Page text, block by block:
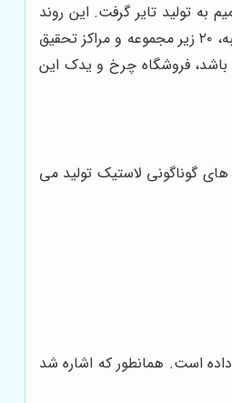
تاسیس نمود "شوجیرو ایشی باشی" بود. این شخص نخست در زمینه کفش و جوراب های لاستیکی فعالیت می کرد و در سال ۱۹۳۰ تصمیم به تولید تایر گرفت. این روند
پس از ۱۲ ماه به بار نشست و رسماً لاستیک سازی بریجستون با تمرکز بر بهره گیری از تکنولوژی و فناوری بومی ژاپن راه اندازی شد. این کمپانی امروزه حدود ۵۰ شعبه، ۲۰ زیر مجموعه و مراکز تحقیق
فروشگاه چرخ و یدک این
گوناگونی لاستیک تولید می
است. همانطور که اشاره شد